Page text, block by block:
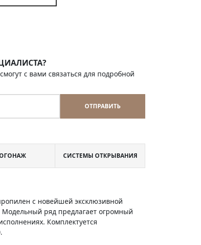
с вами связаться для подробной
ОТПРАВИТЬ
СИСТЕМЫ ОТКРЫВАНИЯ
с новейшей эксклюзивной
Модельный ряд предлагает огромный
Комплектуется